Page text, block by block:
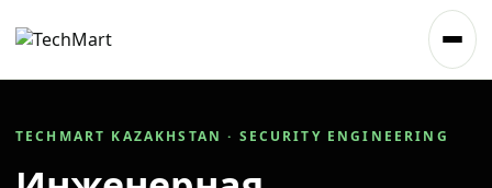
TECHMART KAZAKHSTAN · SECURITY ENGINEERING